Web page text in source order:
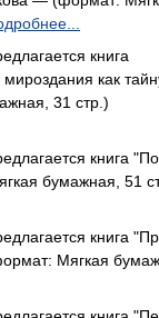
книга
как
31 стр.)
книга
бумажная, 51
книга
Мягкая